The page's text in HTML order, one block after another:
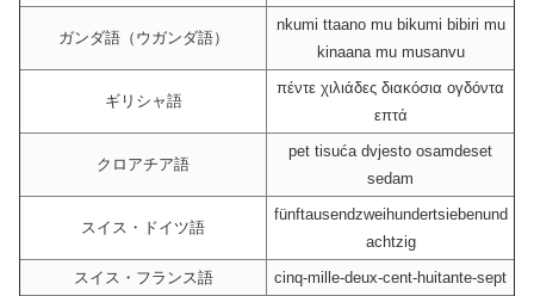
ガンダ語（ウガンダ語）
nkumi ttaano mu bikumi bibiri mu
kinaana mu musanvu
ギリシャ語
πέντε χιλιάδες διακόσια ογδόντα
επτά
クロアチア語
pet tisuća dvjesto osamdeset
sedam
スイス・ドイツ語
fünftausendzweihundertsiebenund
achtzig
スイス・フランス語
cinq-mille-deux-cent-huitante-sept